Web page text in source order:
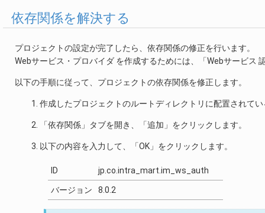
依存関係を解決する
プロジェクトの設定が完了したら、依存関係の修正を行います。
Webサービス・プロバイダ を作成するためには、「Webサービス
以下の手順に従って、プロジェクトの依存関係を修正します。
作成したプロジェクトのルートディレクトリに配置されて
「依存関係」タブを開き、「追加」をクリックします。
以下の内容を入力して、「OK」をクリックします。
ID jp.co.intra_mart.im_ws_auth
バージョン 8.0.2